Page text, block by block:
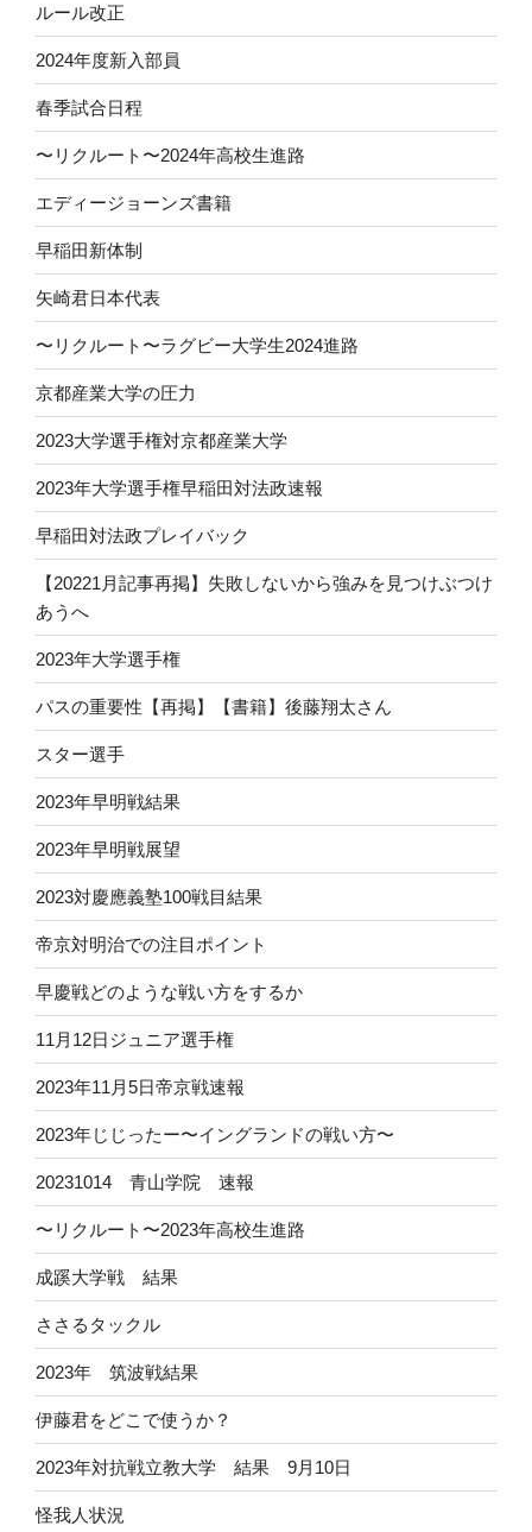
ルール改正
2024年度新入部員
春季試合日程
〜リクルート〜2024年高校生進路
エディージョーンズ書籍
早稲田新体制
矢崎君日本代表
〜リクルート〜ラグビー大学生2024進路
京都産業大学の圧力
2023大学選手権対京都産業大学
2023年大学選手権早稲田対法政速報
早稲田対法政プレイバック
【20221月記事再掲】失敗しないから強みを見つけぶつけ
あうへ
2023年大学選手権
パスの重要性【再掲】【書籍】後藤翔太さん
スター選手
2023年早明戦結果
2023年早明戦展望
2023対慶應義塾100戦目結果
帝京対明治での注目ポイント
早慶戦どのような戦い方をするか
11月12日ジュニア選手権
2023年11月5日帝京戦速報
2023年じじったー〜イングランドの戦い方〜
20231014 青山学院 速報
〜リクルート〜2023年高校生進路
成蹊大学戦 結果
ささるタックル
2023年 筑波戦結果
伊藤君をどこで使うか？
2023年対抗戦立教大学 結果 9月10日
怪我人状況